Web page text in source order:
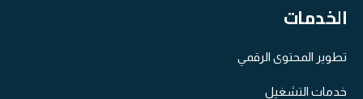
الخدمات
تطوير المحتوى الرقمي
خدمات التشغيل